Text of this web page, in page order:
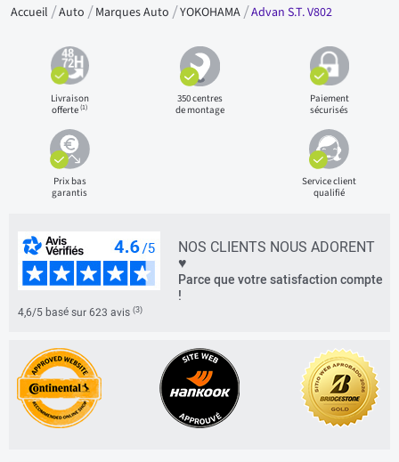
Accueil Auto Marques Auto YOKOHAMA Advan S.T. V802
Livraison
offerte(1)
350 centres
de montage
Paiement
sécurisés
Prix bas
garantis
Service client
qualifié
NOS CLIENTS NOUS ADORENT
♥
Parce que votre satisfaction compte
!
4,6/5 basé sur 623 avis (3)